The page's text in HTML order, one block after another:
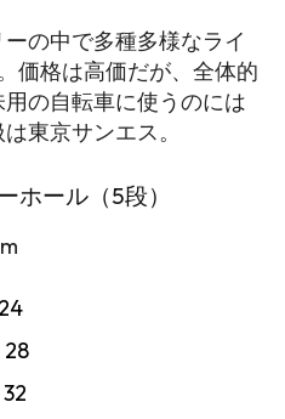
の中で多種多様なライ
価格は高価だが、全体的
の自転車に使うのには
東京サンエス。
ホール（5段）
28